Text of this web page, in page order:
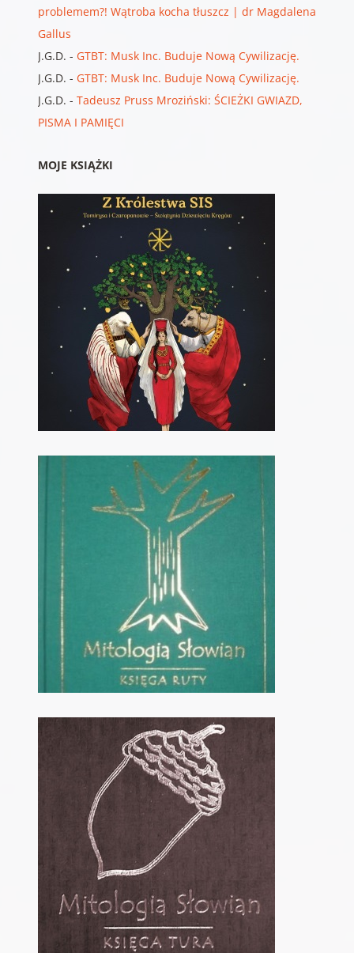
problemem?! Wątroba kocha tłuszcz | dr Magdalena
Gallus
J.G.D. - GTBT: Musk Inc. Buduje Nową Cywilizację.
J.G.D. - GTBT: Musk Inc. Buduje Nową Cywilizację.
J.G.D. - Tadeusz Pruss Mroziński: ŚCIEŻKI GWIAZD,
PISMA I PAMIĘCI
MOJE KSIĄŻKI